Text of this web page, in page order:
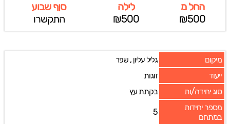
החל מ
₪500
לילה
₪500
סןף שבוע
התקשרו
מיקום גליל עליון, שפר
ייעוד
זוגות
סוג יחידה/ות
בקתת עץ
מספר יחידות
במתחם
5